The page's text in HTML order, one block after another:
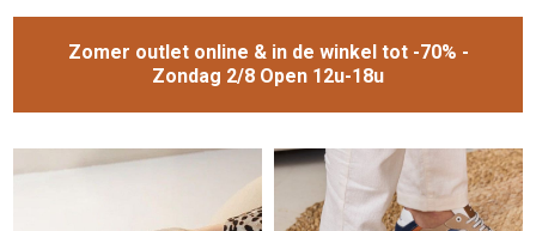
Zomer outlet online & in de winkel tot -70% -
Zondag 2/8 Open 12u-18u